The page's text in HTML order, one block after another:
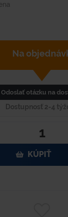
Na
otázku na
Dostupnosť 2-4
KÚPIŤ